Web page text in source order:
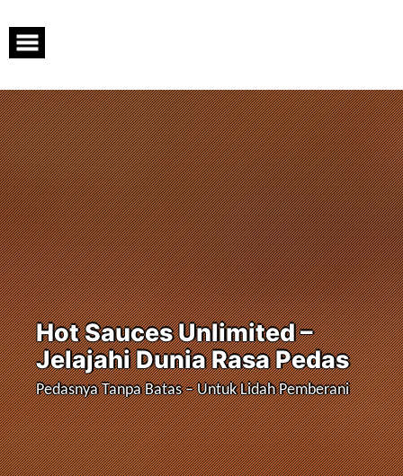
content
Hot Sauces Unlimited –
Jelajahi Dunia Rasa Pedas
Pedasnya Tanpa Batas – Untuk Lidah Pemberani